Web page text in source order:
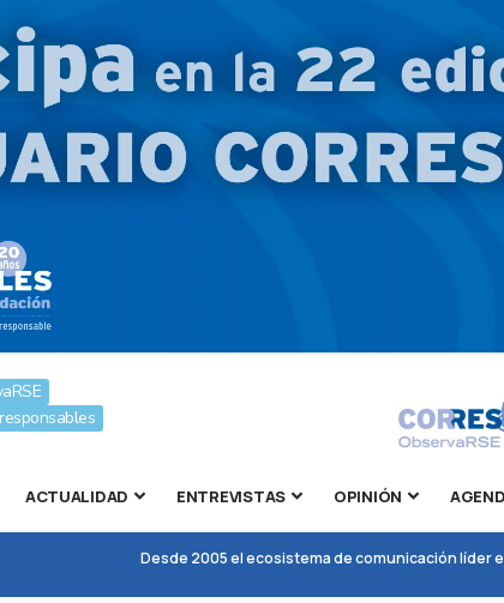
ACTUALIDAD ENTREVISTAS OPINIÓN
Desde 2005 el ecosistema de comunicación líder